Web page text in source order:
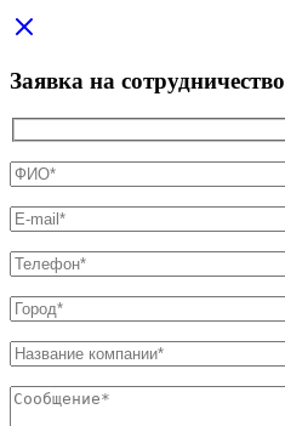
Заявка на сотрудничество